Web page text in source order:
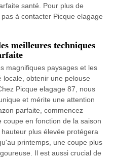
santé. Pour plus de
à contacter Picque elagage
meilleures techniques
magnifiques paysages et les
locale, obtenir une pelouse
Picque elagage 87, nous
et mérite une attention
parfaite, commencez
en fonction de la saison
plus élevée protégera
printemps, une coupe plus
Il est aussi crucial de